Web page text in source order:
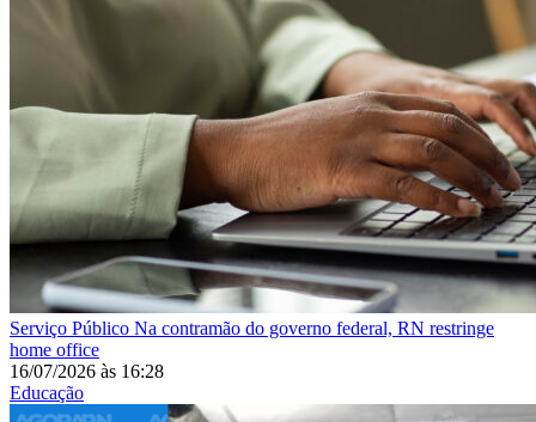
Serviço Público Na contramão do governo federal, RN restringe
home office
16/07/2026 às 16:28
Educação